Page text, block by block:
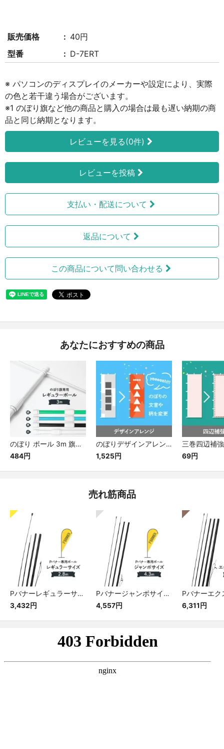
販売価格
40円
型番
D-7ERT
※ パソコンのディスプレイのメーカーや設定により、実際
の色と若干違う場合がございます。
※1 のぼり旗など他の商品と購入の場合は最も遅い納期の商
品と同じ納期となります。
レビューを見る(0件)
レビューを投稿
支払い・配送について
返品について
この商品について問い合わせる
あなたにおすすめの商品
のぼり ポール 3m 旗立 一般サイズのぼり用 セール品 （色:白・黒・緑・青）
484円
のぼりデザインアレンジ デザイン改造 セミオーダー
1,525円
69円
売れ筋商品
Pバナーレギュラーサイズ専用ポール
3,432円
Pバナージャンボサイズ専用ポール
4,557円
6,311円